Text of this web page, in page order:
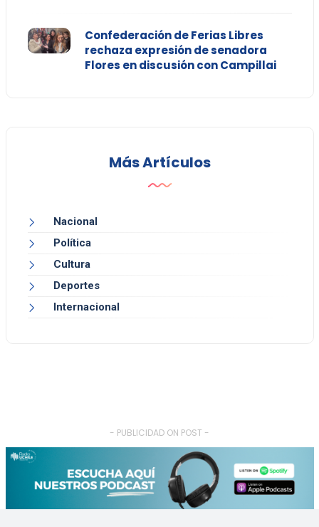
Confederación de Ferias Libres
rechaza expresión de senadora
Flores en discusión con Campillai
Más Artículos
Nacional
Política
Cultura
Deportes
Internacional
- PUBLICIDAD ON POST -